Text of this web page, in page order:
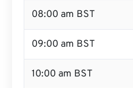
08:00 am BST
09:00 am BST
10:00 am BST